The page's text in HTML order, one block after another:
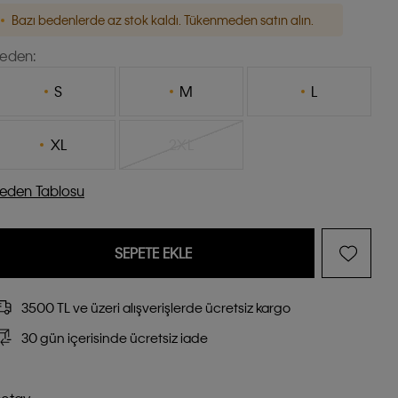
Bazı bedenlerde az stok kaldı. Tükenmeden satın alın.
S
M L
XL
Tablosu
SEPETE EKLE
3500 TL ve üzeri alışverişlerde ücretsiz kargo
30 gün içerisinde ücretsiz iade